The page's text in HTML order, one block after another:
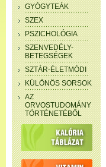
GYÓGYTEÁK
SZEX
PSZICHOLÓGIA
SZENVEDÉLY-
BETEGSÉGEK
SZTÁR-ÉLETMÓDI
KÜLÖNÖS SORSOK
AZ
ORVOSTUDOMÁNY
TÖRTÉNETÉBŐL